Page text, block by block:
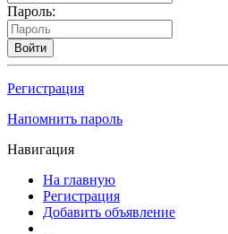
Пароль:
Войти
Регистрация
Напомнить пароль
Навигация
На главную
Регистрация
Добавить объявление